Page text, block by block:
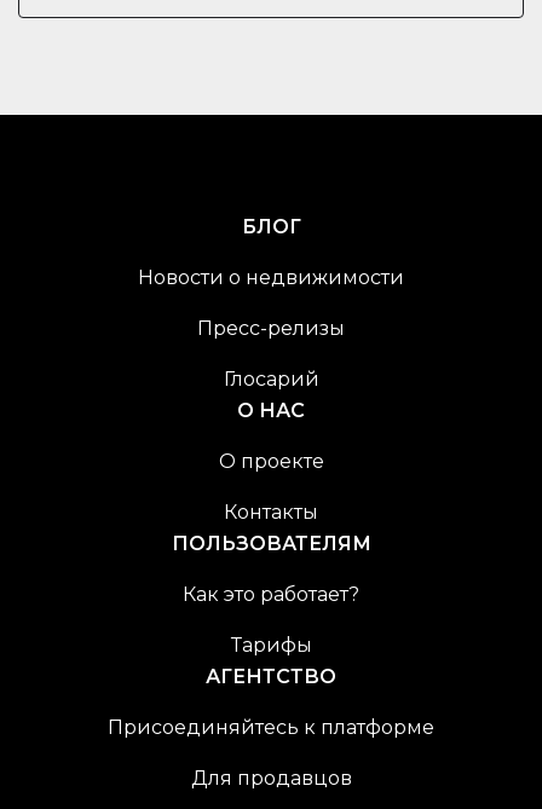
БЛОГ
Новости о недвижимости
Пресс-релизы
Глосарий
О НАС
О проекте
Контакты
ПОЛЬЗОВАТЕЛЯМ
Как это работает?
Тарифы
АГЕНТСТВО
Присоединяйтесь к платформе
Для продавцов